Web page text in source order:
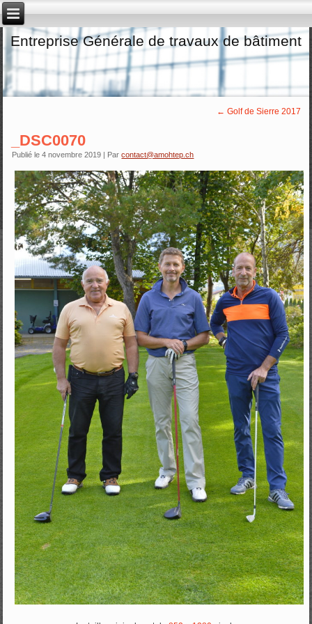
Entreprise Générale de travaux de bâtiment
← Golf de Sierre 2017
_DSC0070
Publié le 4 novembre 2019 | Par contact@amohtep.ch